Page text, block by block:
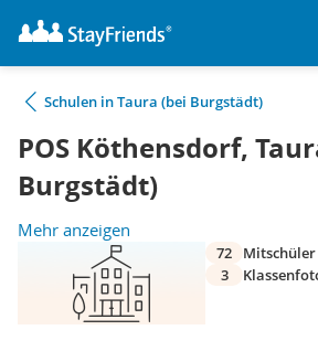
Schulen in Taura (bei Burgstädt)
POS Köthensdorf,
Burgstädt)
Mehr anzeigen
72
Mitschüler
3